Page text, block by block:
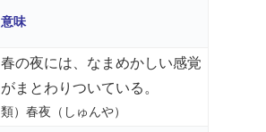
意味
春の夜には、なまめかしい感覚
がまとわりついている。
類）春夜（しゅんや）